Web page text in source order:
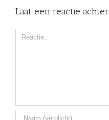
Laat een reactie achter
Comment